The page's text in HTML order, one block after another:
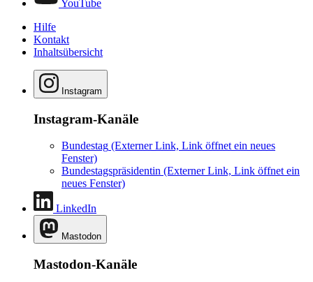
YouTube
Hilfe
Kontakt
Inhaltsübersicht
Instagram
Instagram-Kanäle
Bundestag (Externer Link, Link öffnet ein neues
Fenster)
Bundestagspräsidentin (Externer Link, Link öffnet ein
neues Fenster)
LinkedIn
Mastodon
Mastodon-Kanäle